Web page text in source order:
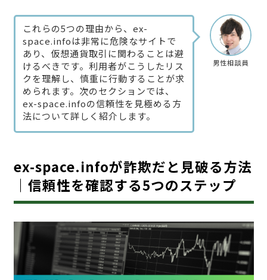
男性相談員
これらの5つの理由から、ex-
space.infoは非常に危険なサイトで
あり、仮想通貨取引に関わることは避
けるべきです。利用者がこうしたリス
クを理解し、慎重に行動することが求
められます。次のセクションでは、
ex-space.infoの信頼性を見極める方
法について詳しく紹介します。
ex-space.infoが詐欺だと見破る方法
｜信頼性を確認する5つのステップ